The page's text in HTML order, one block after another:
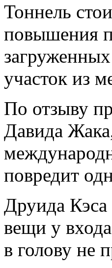
Тоннель
повышения
участок из
По отзыву
Давида
повредит
Друида Кэса
вещи у
в голову не